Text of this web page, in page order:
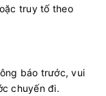
truy tố theo
báo trước, vui
chuyến đi.